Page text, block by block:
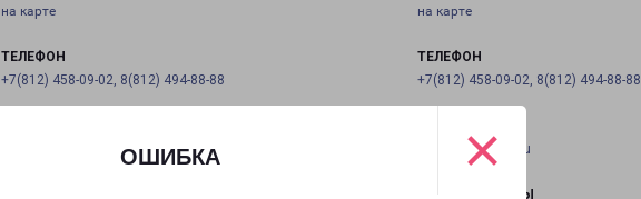
ОШИБКА ×
на карте
ТЕЛЕФОН
+7(812) 458-09-02, 8(812) 494-88-88
на карте
ТЕЛЕФОН
+7(812) 458-09-02, 8(812) 494-88-88
pecom@pecom.ru
ГРАФИК РАБОТЫ